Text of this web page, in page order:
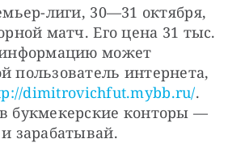
лиги, 30—31 октября,
матч. Его цена 31 тыс.
может
пользователь интернета,
dimitrovichfut.mybb.ru/.
букмекерские конторы —
зарабатывай.